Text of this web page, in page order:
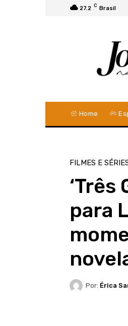
27.2 C Brasil
Home
FILMES E
‘Três
para
Por: Érica